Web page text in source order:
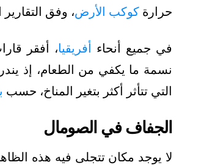
حرارة كوكب الأرض، وفق
في جميع أنحاء أفريقيا
نسمة ما يكفي من الطعام، إذ
التي تتأثر أكثر بتغير المناخ، حسب
الجفاف في الصومال
لا يوجد مكان تتجلى فيه هذه